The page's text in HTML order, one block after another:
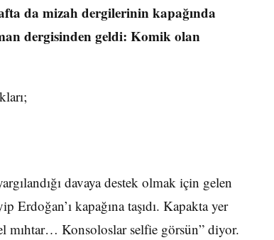
da mizah dergilerinin kapağında
dergisinden geldi: Komik olan
davaya destek olmak için gelen
kapağına taşıdı. Kapakta yer
mıhtar… Konsoloslar selfie görsün” diyor.